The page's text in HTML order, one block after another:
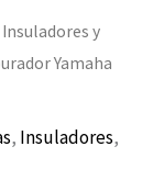
y
Yamaha
, Insuladores,